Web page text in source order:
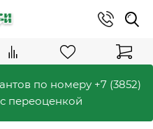
по номеру +7 (3852)
переоценкой